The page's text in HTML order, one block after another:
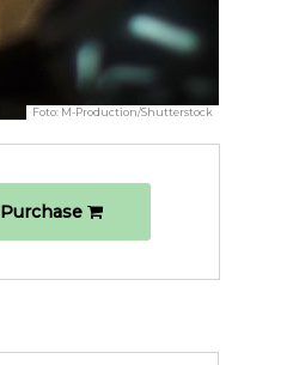
Foto: M-Production/Shutterstock
Purchase